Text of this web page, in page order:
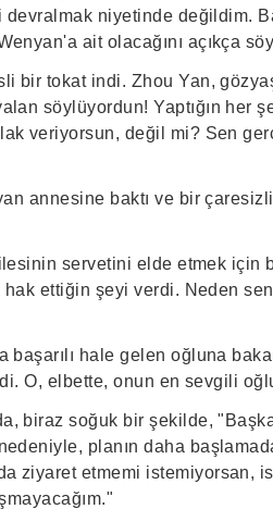
niyetinde değildim.
ait olacağını açıkça
bir tokat indi. Zhou Yan,
söylüyordun! Yaptığın her
veriyorsun, değil mi? Sen
annesine baktı ve bir
servetini elde etmek için
ettiğin şeyi verdi. Neden
başarılı hale gelen oğluna
O, elbette, onun en sevgili
biraz soğuk bir şekilde,
planın daha
ziyaret etmemi istemiyorsan,